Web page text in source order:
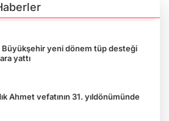
Büyükşehir yeni dönem tüp desteği
yattı
Ahmet vefatının 31. yıldönümünde